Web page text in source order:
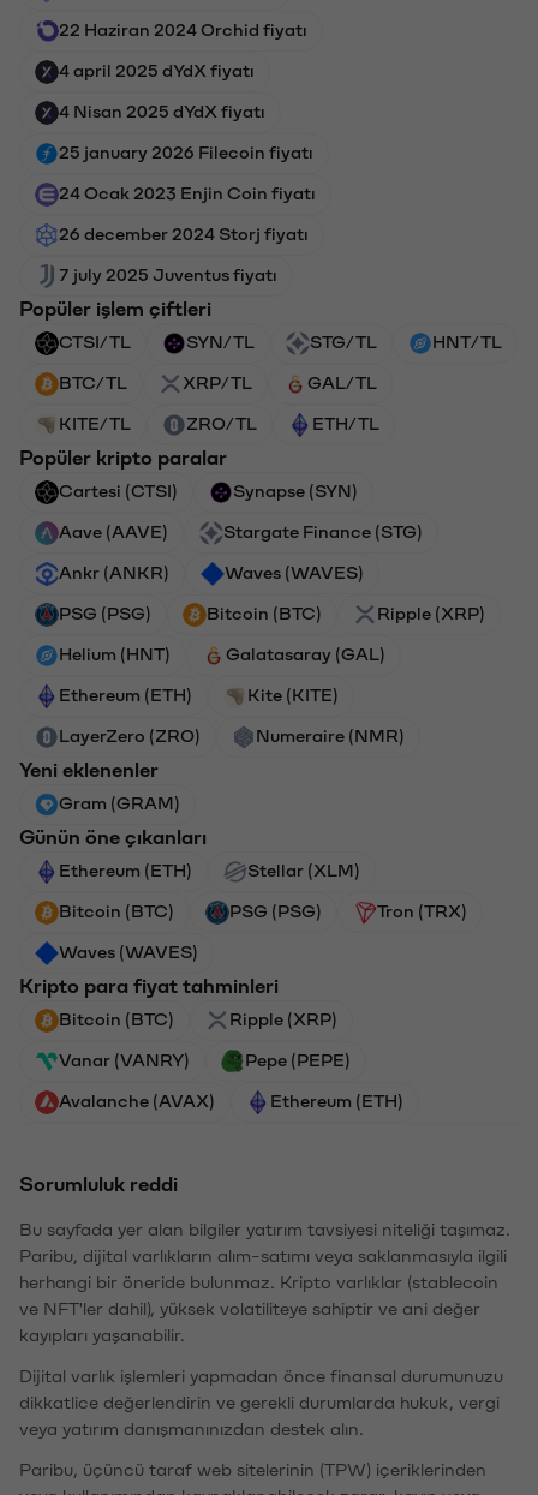
22 Haziran 2024 Orchid fiyatı
4 april 2025 dYdX fiyatı
4 Nisan 2025 dYdX fiyatı
25 january 2026 Filecoin fiyatı
24 Ocak 2023 Enjin Coin fiyatı
26 december 2024 Storj fiyatı
7 july 2025 Juventus fiyatı
Popüler işlem çiftleri
CTSI/TL SYN/TL STG/TL HNT/TL
BTC/TL XRP/TL GAL/TL
KITE/TL ZRO/TL ETH/TL
Popüler kripto paralar
Cartesi (CTSI) Synapse (SYN)
Aave (AAVE) Stargate Finance (STG)
Ankr (ANKR) Waves (WAVES)
PSG (PSG) Bitcoin (BTC) Ripple (XRP)
Helium (HNT) Galatasaray (GAL)
Ethereum (ETH) Kite (KITE)
LayerZero (ZRO) Numeraire (NMR)
Yeni eklenenler
Gram (GRAM)
Günün öne çıkanları
Ethereum (ETH) Stellar (XLM)
Bitcoin (BTC) PSG (PSG) Tron (TRX)
Waves (WAVES)
Kripto para fiyat tahminleri
Bitcoin (BTC) Ripple (XRP)
Vanar (VANRY) Pepe (PEPE)
Avalanche (AVAX) Ethereum (ETH)
Sorumluluk reddi
Bu sayfada yer alan bilgiler yatırım tavsiyesi niteliği taşımaz.
Paribu, dijital varlıkların alım-satımı veya saklanmasıyla ilgili
herhangi bir öneride bulunmaz. Kripto varlıklar (stablecoin
ve NFT'ler dahil), yüksek volatiliteye sahiptir ve ani değer
kayıpları yaşanabilir.
Dijital varlık işlemleri yapmadan önce finansal durumunuzu
dikkatlice değerlendirin ve gerekli durumlarda hukuk, vergi
veya yatırım danışmanınızdan destek alın.
Paribu, üçüncü taraf web sitelerinin (TPW) içeriklerinden